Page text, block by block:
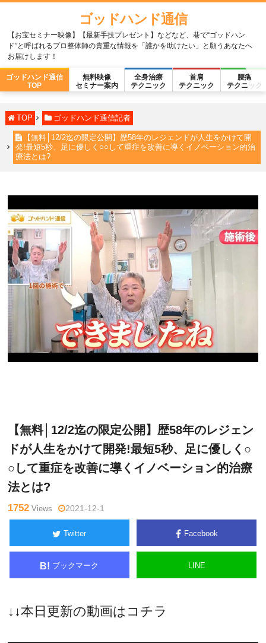
ゴッドハンド通信
【お宝セミナー映像】【最新手技プレゼント】などなど、巷で“ゴッドハン
ド”と呼ばれるプロ整体師の貴重な情報を「誰かを助けたい」と願うあなたへ
お届けします！
ゴッドハンド通信
TOP
無料映像
セミナー案内
全身治療
テクニック
首肩
テクニック
腰痛
テクニック
TOP ゴッドハンド通信記者
【無料│12/2迄の限定公開】歴58年のレジェンドが人生をかけて開
発!最短5秒、足に優しく○○して重症を改善に導くイノベーション的治
療法とは?
【無料│12/2迄の限定公開】歴58年のレジェン
ドが人生をかけて開発!最短5秒、足に優しく○
○して重症を改善に導くイノベーション的治療
法とは?
1752 Views 2021-12-1
Twitter Facebook
B! ブックマーク LINE
↓↓本日更新の動画はコチラ